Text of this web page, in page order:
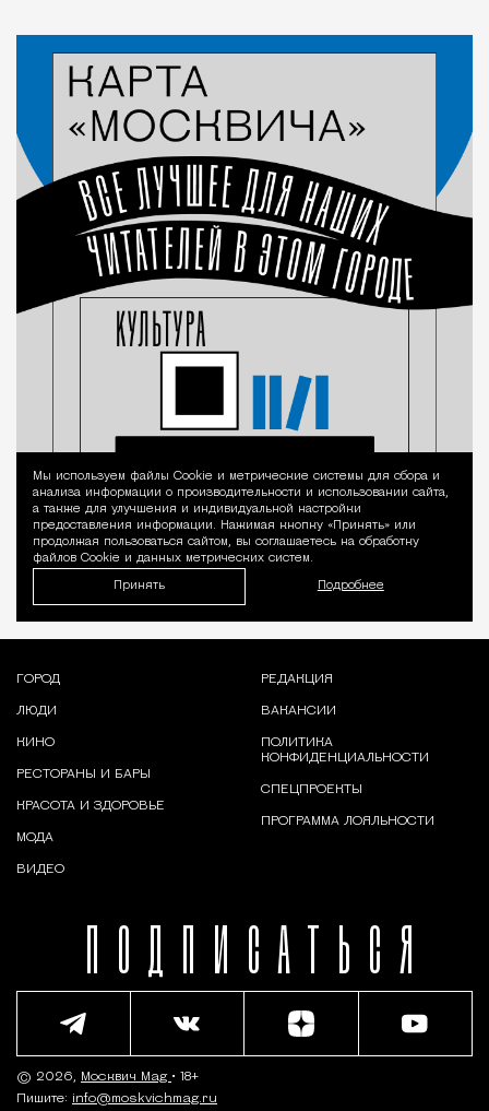
Уведомление
Мы используем файлы Сookie и метрические системы для сбора и
анализа информации о производительности и использовании сайта,
а также для улучшения и индивидуальной настройки
предоставления информации. Нажимая кнопку «Принять» или
продолжая пользоваться сайтом, вы соглашаетесь на обработку
файлов Cookie и данных метрических систем.
Принять Подробнее
ПОДПИСАТЬСЯ
ГОРОД
ЛЮДИ
КИНО
РЕСТОРАНЫ И БАРЫ
КРАСОТА И ЗДОРОВЬЕ
МОДА
ВИДЕО
РЕДАКЦИЯ
ВАКАНСИИ
ПОЛИТИКА
КОНФИДЕНЦИАЛЬНОСТИ
СПЕЦПРОЕКТЫ
ПРОГРАММА ЛОЯЛЬНОСТИ
© 2026, Москвич Mag • 18+
Пишите: info@moskvichmag.ru